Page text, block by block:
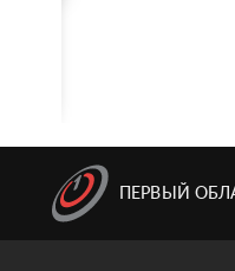
ПЕРВЫЙ